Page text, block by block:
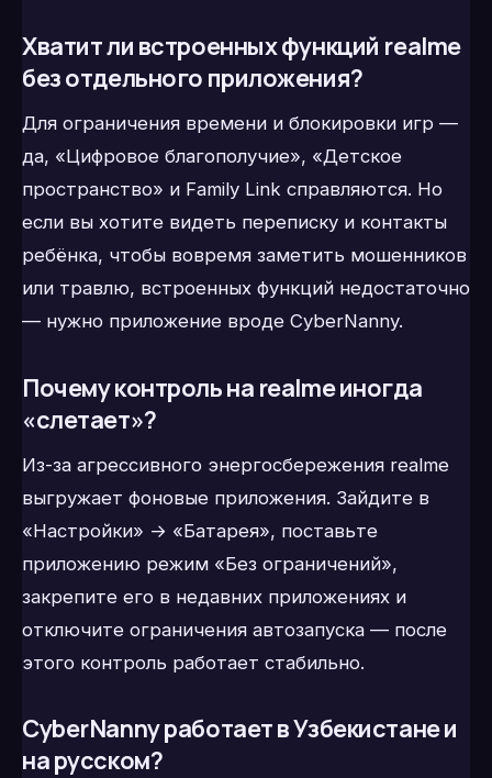
Хватит ли встроенных функций realme
без отдельного приложения?
Для ограничения времени и блокировки игр —
да, «Цифровое благополучие», «Детское
пространство» и Family Link справляются. Но
если вы хотите видеть переписку и контакты
ребёнка, чтобы вовремя заметить мошенников
или травлю, встроенных функций недостаточно
— нужно приложение вроде CyberNanny.
Почему контроль на realme иногда
«слетает»?
Из-за агрессивного энергосбережения realme
выгружает фоновые приложения. Зайдите в
«Настройки» → «Батарея», поставьте
приложению режим «Без ограничений»,
закрепите его в недавних приложениях и
отключите ограничения автозапуска — после
этого контроль работает стабильно.
CyberNanny работает в Узбекистане и
на русском?